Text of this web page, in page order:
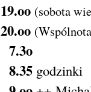
19.oo (sobota
20.oo
7.3o
8.35godzinki